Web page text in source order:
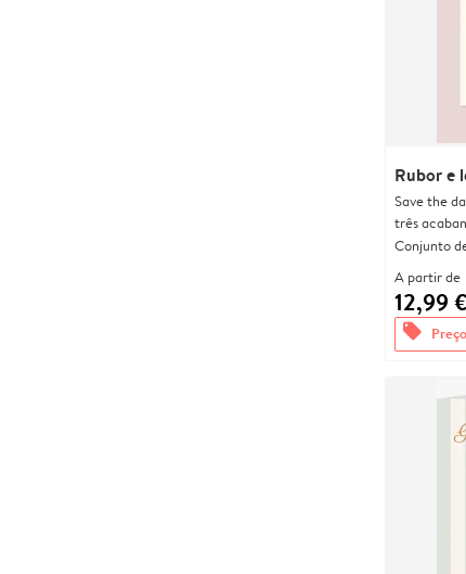
Rubor e
Save the
três
Conjunto
A partir de
12,99 €
offers